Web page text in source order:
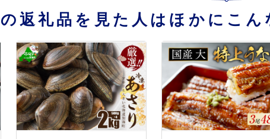
返礼品を見た人はほかにこん